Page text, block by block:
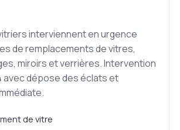
interviennent en urgence
de remplacements de vitres,
miroirs et verrières. Intervention
avec dépose des éclats et
de vitre